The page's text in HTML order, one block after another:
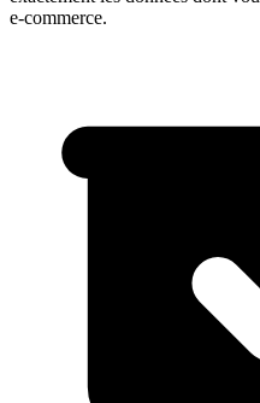
e-commerce.